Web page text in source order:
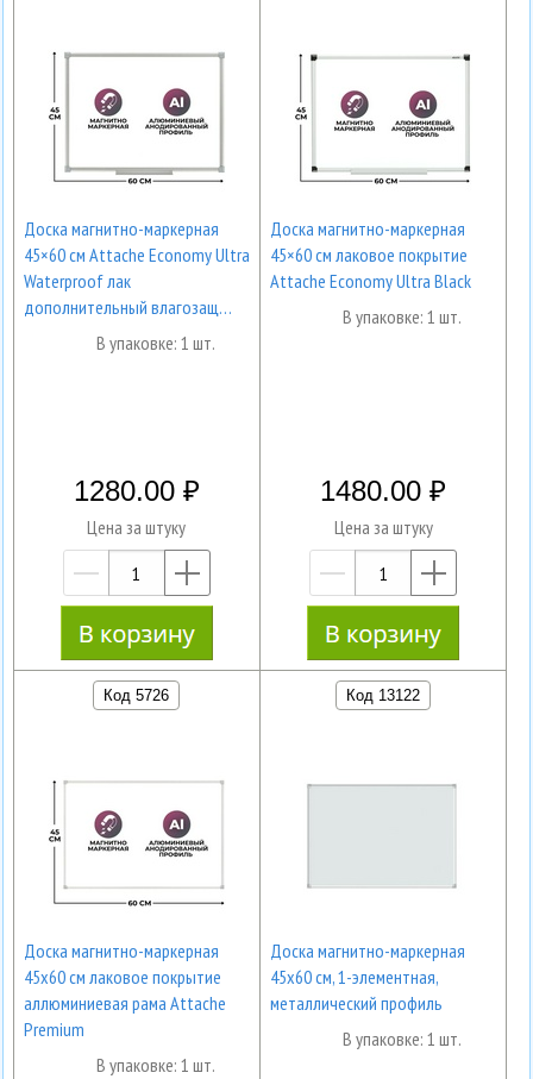
Доска магнитно-маркерная
45×60 см Attache Economy Ultra
Waterproof лак
дополнительный влагозащ…
В упаковке: 1 шт.
1280.00
Цена за штуку
—
Доска магнитно-маркерная
45×60 см лаковое покрытие
Attache Economy Ultra Black
В упаковке: 1 шт.
1480.00
Цена за штуку
—
Код 5726
Доска магнитно-маркерная
45x60 см лаковое покрытие
аллюминиевая рама Attache
Premium
В упаковке: 1 шт.
Код 13122
Доска магнитно-маркерная
45х60 см, 1-элементная,
металлический профиль
В упаковке: 1 шт.